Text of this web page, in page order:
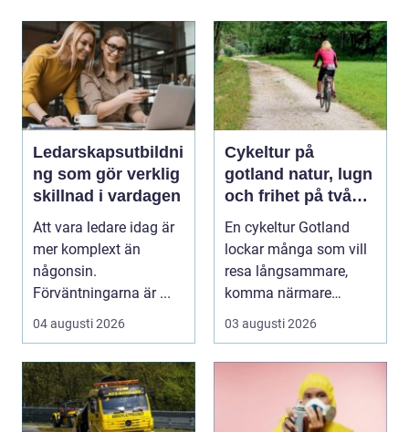
Ledarskapsutbildni
ng som gör verklig
skillnad i vardagen
Att vara ledare idag är
mer komplext än
någonsin.
Förväntningarna är ...
04 augusti 2026
Cykeltur på
gotland natur, lugn
och frihet på två
hjul
En cykeltur Gotland
lockar många som vill
resa långsammare,
komma närmare
naturen och känna
03 augusti 2026